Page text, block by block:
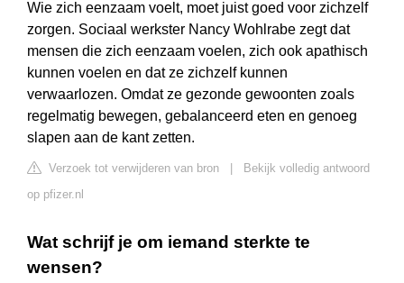
Wie zich eenzaam voelt, moet juist goed voor zichzelf
zorgen. Sociaal werkster Nancy Wohlrabe zegt dat
mensen die zich eenzaam voelen, zich ook apathisch
kunnen voelen en dat ze zichzelf kunnen
verwaarlozen. Omdat ze gezonde gewoonten zoals
regelmatig bewegen, gebalanceerd eten en genoeg
slapen aan de kant zetten.
Verzoek tot verwijderen van bron
Bekijk volledig antwoord
op pfizer.nl
Wat schrijf je om iemand sterkte te
wensen?